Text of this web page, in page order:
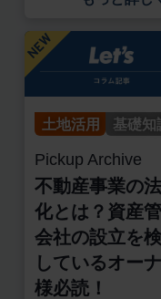
土地活用 基礎知
Pickup Archive
不動産事業の
化とは？資産
会社の設立を
しているオー
様必読！